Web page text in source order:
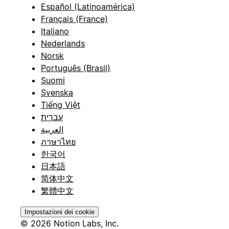
Español (Latinoamérica)
Français (France)
Italiano
Nederlands
Norsk
Português (Brasil)
Suomi
Svenska
Tiếng Việt
עברית
العربية
ภาษาไทย
한국어
日本語
简体中文
繁體中文
Impostazioni dei cookie
© 2026 Notion Labs, Inc.